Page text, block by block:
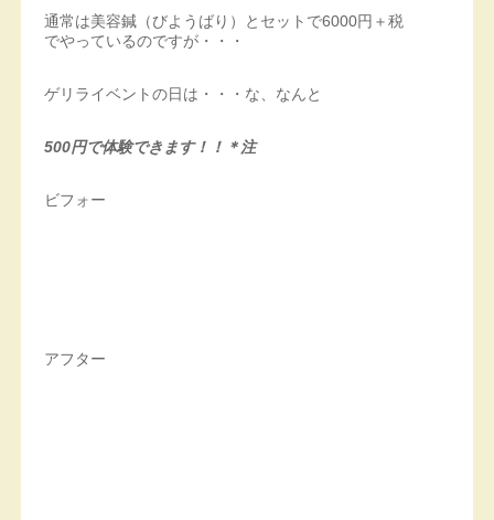
通常は美容鍼（びようばり）とセットで6000円＋税
でやっているのですが・・・
ゲリライベントの日は・・・な、なんと
500円で体験できます！！＊注
ビフォー
アフター